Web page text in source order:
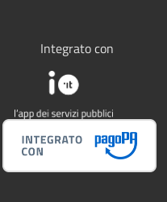
Integrato con